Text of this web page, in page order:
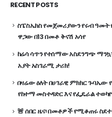
RECENT POSTS
ስፔስኤክስ የመጀመሪያውን የሩብ ዓመት
ዋጋው በ13 በመቶ ቅናሽ አሳየ
ከሬሳ ሳጥን የተሰማው አስደንግጭ
አያት አስገራሚ ታሪክ!
በዛሬው ዕለት በሀገራዊ ምክክር ጉባኤው
የከተማ መስተዳድር እና የፌዴራል
🚨 ሰበር ዜና፡ በመቶዎች የሚቆጠሩ